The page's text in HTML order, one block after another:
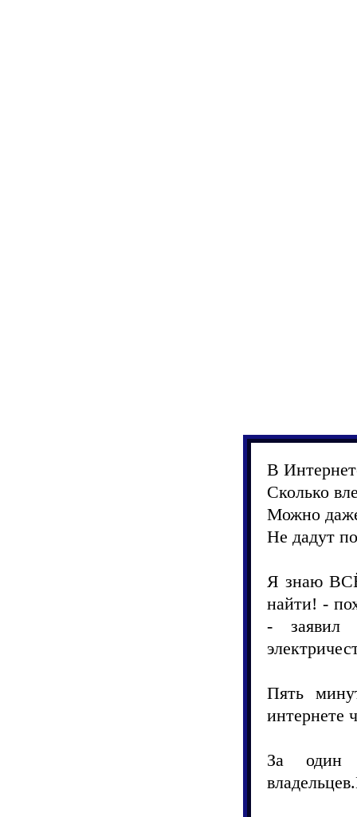
В
Сколько
Можно
Не дадут
Я знаю
найти! -
- заявил
Пять
интернете
За один